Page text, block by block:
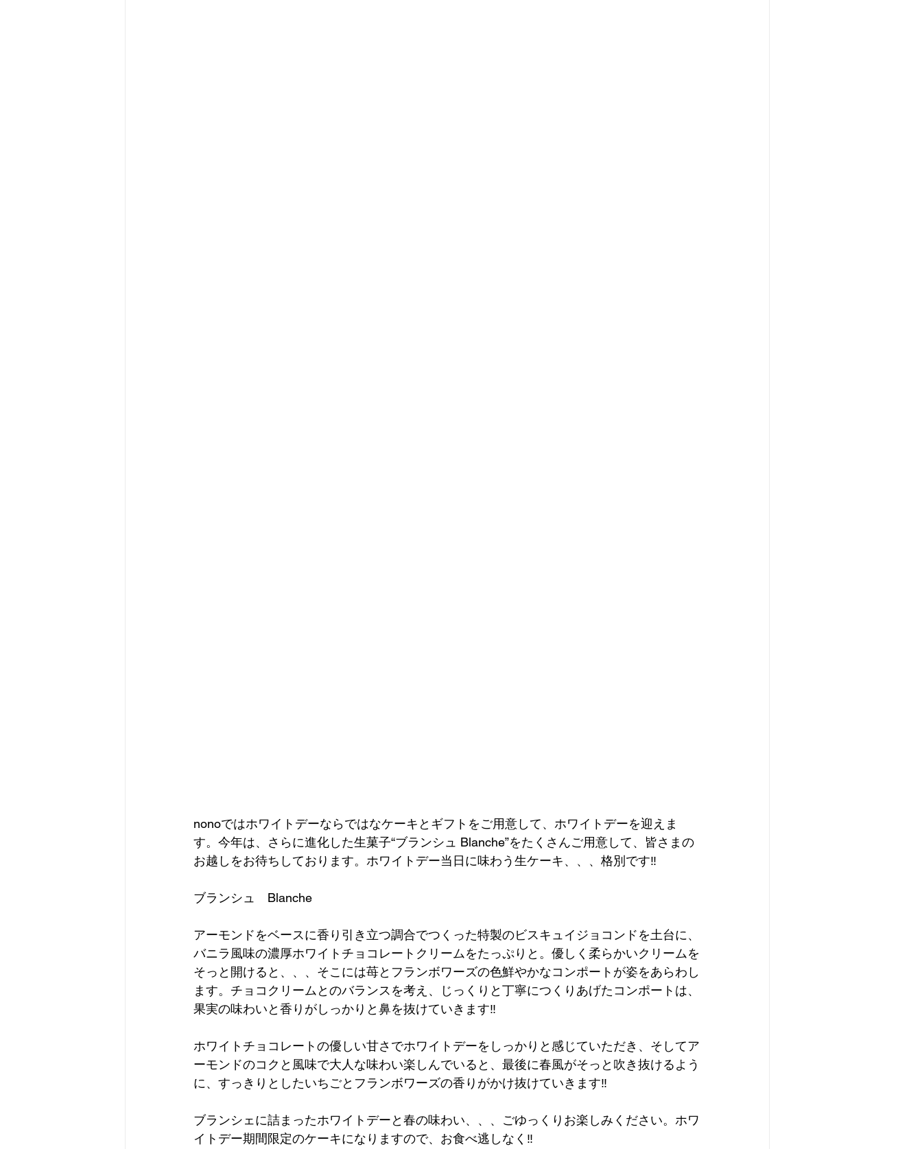
nonoではホワイトデーならではなケーキとギフトをご用意して、ホワイトデーを迎えま
す。今年は、さらに進化した生菓子“ブランシュ Blanche”をたくさんご用意して、皆さまの
お越しをお待ちしております。ホワイトデー当日に味わう生ケーキ、、、格別です‼️
ブランシュ　Blanche
アーモンドをベースに香り引き立つ調合でつくった特製のビスキュイジョコンドを土台に、
バニラ風味の濃厚ホワイトチョコレートクリームをたっぷりと。優しく柔らかいクリームを
そっと開けると、、、そこには苺とフランボワーズの色鮮やかなコンポートが姿をあらわし
ます。チョコクリームとのバランスを考え、じっくりと丁寧につくりあげたコンポートは、
果実の味わいと香りがしっかりと鼻を抜けていきます‼️
ホワイトチョコレートの優しい甘さでホワイトデーをしっかりと感じていただき、そしてア
ーモンドのコクと風味で大人な味わい楽しんでいると、最後に春風がそっと吹き抜けるよう
に、すっきりとしたいちごとフランボワーズの香りがかけ抜けていきます‼️
ブランシェに詰まったホワイトデーと春の味わい、、、ごゆっくりお楽しみください。ホワ
イトデー期間限定のケーキになりますので、お食べ逃しなく‼️